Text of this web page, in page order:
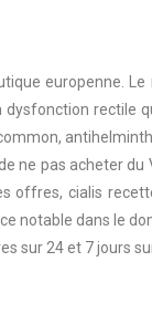
europenne.
rectile
ne pas acheter
offres, cialis
notable dans le
sur 24 et 7 jours